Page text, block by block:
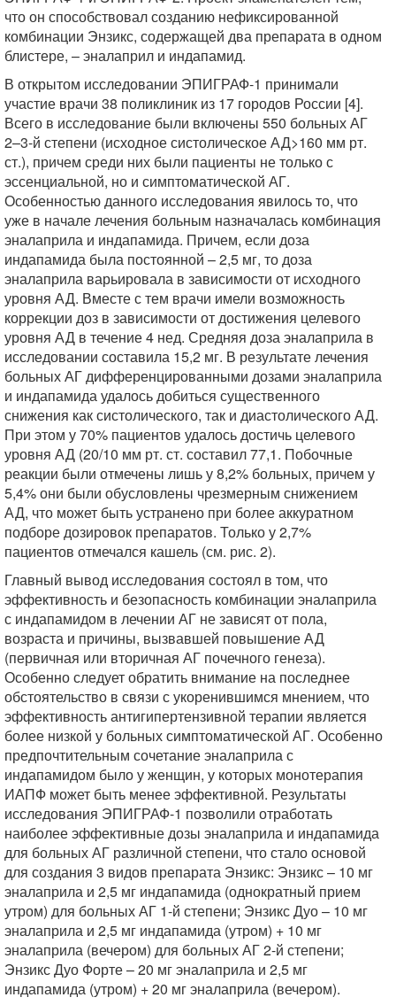
что он способствовал созданию нефиксированной
комбинации Энзикс, содержащей два препарата в одном
блистере, – эналаприл и индапамид.
В открытом исследовании ЭПИГРАФ-1 принимали
участие врачи 38 поликлиник из 17 городов России [4].
Всего в исследование были включены 550 больных АГ
2–3-й степени (исходное систолическое АД>160 мм рт.
ст.), причем среди них были пациенты не только с
эссенциальной, но и симптоматической АГ.
Особенностью данного исследования явилось то, что
уже в начале лечения больным назначалась комбинация
эналаприла и индапамида. Причем, если доза
индапамида была постоянной – 2,5 мг, то доза
эналаприла варьировала в зависимости от исходного
уровня АД. Вместе с тем врачи имели возможность
коррекции доз в зависимости от достижения целевого
уровня АД в течение 4 нед. Средняя доза эналаприла в
исследовании составила 15,2 мг. В результате лечения
больных АГ дифференцированными дозами эналаприла
и индапамида удалось добиться существенного
снижения как систолического, так и диастолического АД.
При этом у 70% пациентов удалось достичь целевого
уровня АД (20/10 мм рт. ст. составил 77,1. Побочные
реакции были отмечены лишь у 8,2% больных, причем у
5,4% они были обусловлены чрезмерным снижением
АД, что может быть устранено при более аккуратном
подборе дозировок препаратов. Только у 2,7%
пациентов отмечался кашель (см. рис. 2).
Главный вывод исследования состоял в том, что
эффективность и безопасность комбинации эналаприла
с индапамидом в лечении АГ не зависят от пола,
возраста и причины, вызвавшей повышение АД
(первичная или вторичная АГ почечного генеза).
Особенно следует обратить внимание на последнее
обстоятельство в связи с укоренившимся мнением, что
эффективность антигипертензивной терапии является
более низкой у больных симптоматической АГ. Особенно
предпочтительным сочетание эналаприла с
индапамидом было у женщин, у которых монотерапия
ИАПФ может быть менее эффективной. Результаты
исследования ЭПИГРАФ-1 позволили отработать
наиболее эффективные дозы эналаприла и индапамида
для больных АГ различной степени, что стало основой
для создания 3 видов препарата Энзикс: Энзикс – 10 мг
эналаприла и 2,5 мг индапамида (однократный прием
утром) для больных АГ 1-й степени; Энзикс Дуо – 10 мг
эналаприла и 2,5 мг индапамида (утром) + 10 мг
эналаприла (вечером) для больных АГ 2-й степени;
Энзикс Дуо Форте – 20 мг эналаприла и 2,5 мг
индапамида (утром) + 20 мг эналаприла (вечером).